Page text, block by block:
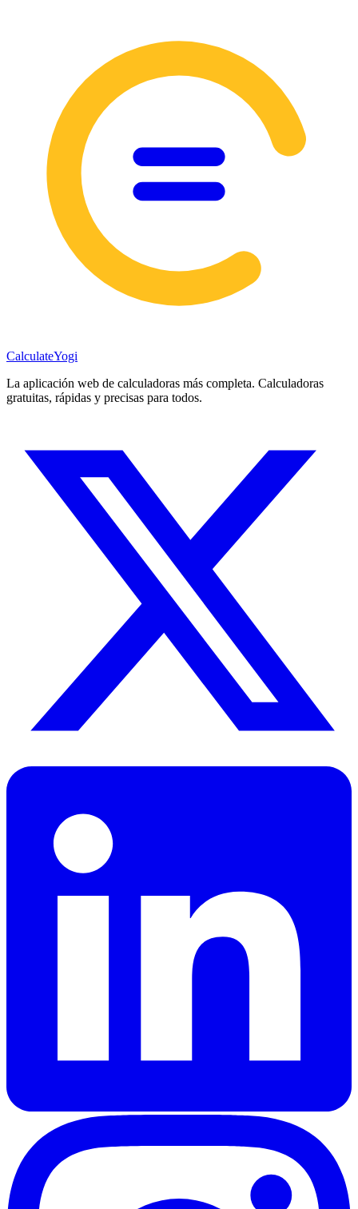
CalculateYogi
La aplicación web de calculadoras más completa. Calculadoras
gratuitas, rápidas y precisas para todos.